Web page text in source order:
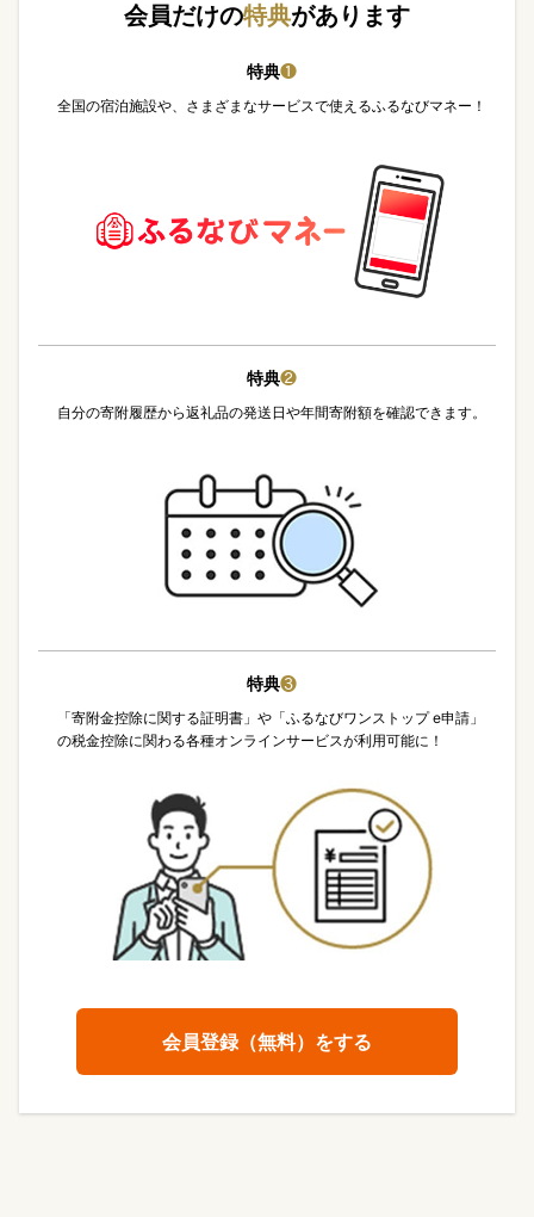
会員だけの特典があります
特典❶
全国の宿泊施設や、さまざまなサービスで使えるふるなびマネー！
特典❷
自分の寄附履歴から返礼品の発送日や年間寄附額を確認できます。
特典❸
「寄附金控除に関する証明書」や「ふるなびワンストップ e申請」
の税金控除に関わる各種オンラインサービスが利用可能に！
会員登録（無料）をする